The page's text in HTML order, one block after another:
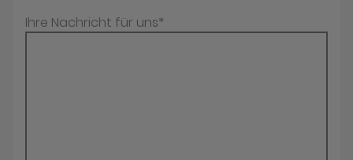
Ihre Nachricht für uns*